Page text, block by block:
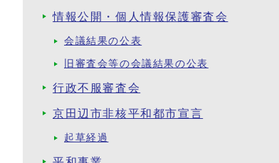
情報公開・個人情報保護審査会
会議結果の公表
旧審査会等の会議結果の公表
行政不服審査会
京田辺市非核平和都市宣言
起草経過